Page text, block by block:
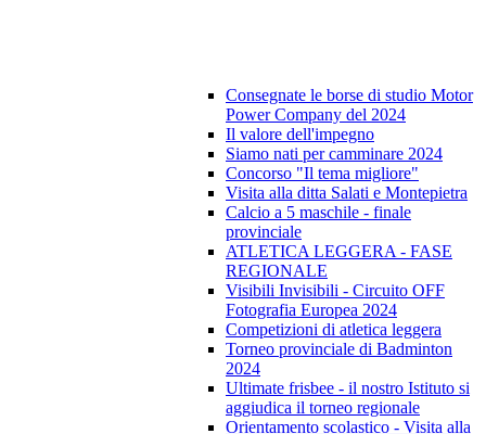
Consegnate le borse di studio Motor
Power Company del 2024
Il valore dell'impegno
Siamo nati per camminare 2024
Concorso "Il tema migliore"
Visita alla ditta Salati e Montepietra
Calcio a 5 maschile - finale
provinciale
ATLETICA LEGGERA - FASE
REGIONALE
Visibili Invisibili - Circuito OFF
Fotografia Europea 2024
Competizioni di atletica leggera
Torneo provinciale di Badminton
2024
Ultimate frisbee - il nostro Istituto si
aggiudica il torneo regionale
Orientamento scolastico - Visita alla